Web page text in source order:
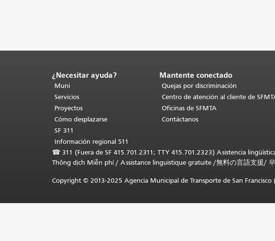
Fin
del
contenido
de
la
página.
esta
página
se
¿Necesitar ayuda?
Muni
Servicios
Proyectos
Cómo desplazarse
SF 311
Información regional 511
Mantente conectado
Quejas por discriminación
Centro de atención al cliente de
Oficinas de SFMTA
Contáctanos
☎ 311 (Fuera de SF 415.701.2311; TTY 415.701.2323) Asistencia
Thông dịch Miễn phí/ Assistance linguistique gratuite /無料の言語支援/
Copyright © 2013-2025 Agencia Municipal de Transporte de San Francisco